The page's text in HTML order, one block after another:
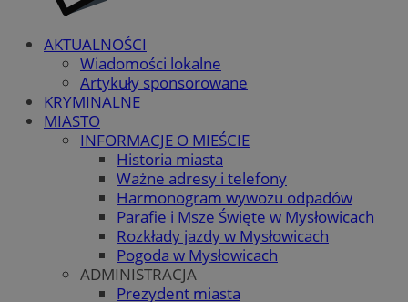
AKTUALNOŚCI
Wiadomości lokalne
Artykuły sponsorowane
KRYMINALNE
MIASTO
INFORMACJE O MIEŚCIE
Historia miasta
Ważne adresy i telefony
Harmonogram wywozu odpadów
Parafie i Msze Święte w Mysłowicach
Rozkłady jazdy w Mysłowicach
Pogoda w Mysłowicach
ADMINISTRACJA
Prezydent miasta